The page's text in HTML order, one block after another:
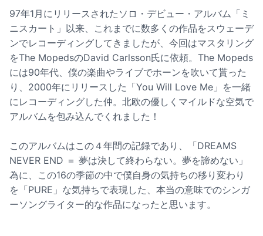
97年1月にリリースされたソロ・デビュー・アルバム「ミ
ニスカート」以来、これまでに数多くの作品をスウェーデ
ンでレコーディングしてきましたが、今回はマスタリング
をThe MopedsのDavid Carlsson氏に依頼。The Mopeds
には90年代、僕の楽曲やライブでホーンを吹いて貰った
り、2000年にリリースした「You Will Love Me」を一緒
にレコーディングした仲。北欧の優しくマイルドな空気で
アルバムを包み込んでくれました！
このアルバムはこの４年間の記録であり、「DREAMS
NEVER END ＝ 夢は決して終わらない。夢を諦めない」
為に、この16の季節の中で僕自身の気持ちの移り変わり
を「PURE」な気持ちで表現した、本当の意味でのシンガ
ーソングライター的な作品になったと思います。